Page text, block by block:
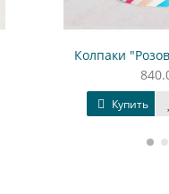
Колпаки
Купить